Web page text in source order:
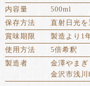
内容量
500ml
保存方法
直射日光を
賞味期限
製造より1
使用方法
5倍希釈
製造者
金澤やま
金沢市浅川